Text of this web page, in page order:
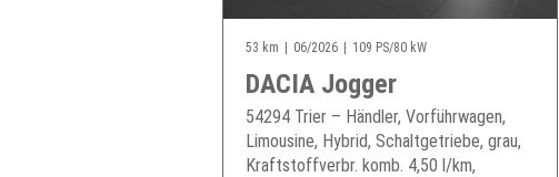
53 km 06/2026 109 PS/80 kW
DACIA Jogger
54294 Trier – Händler, Vorführwagen,
Limousine, Hybrid, Schaltgetriebe, grau,
Kraftstoffverbr. komb. 4,50 l/km,